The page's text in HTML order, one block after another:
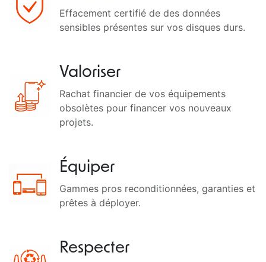
Effacement certifié de des données
sensibles présentes sur vos disques durs.
Valoriser
Rachat financier de vos équipements
obsolètes pour financer vos nouveaux
projets.
Équiper
Gammes pros reconditionnées, garanties et
prêtes à déployer.
Respecter